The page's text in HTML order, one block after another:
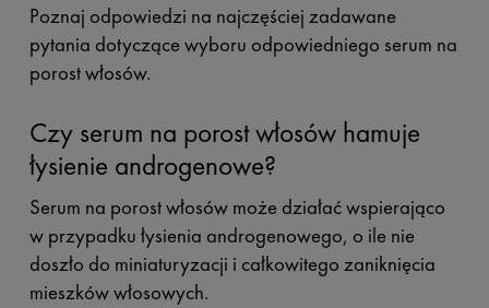
Poznaj odpowiedzi na najczęściej zadawane
pytania dotyczące wyboru odpowiedniego serum na
porost włosów.
Czy serum na porost włosów hamuje
łysienie androgenowe?
Serum na porost włosów może działać wspierająco
w przypadku łysienia androgenowego, o ile nie
doszło do miniaturyzacji i całkowitego zaniknięcia
mieszków włosowych.